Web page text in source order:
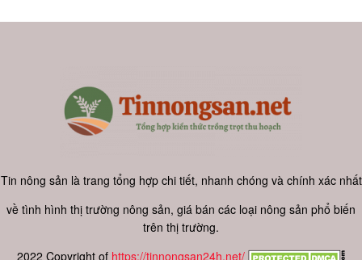
Tin nông sản là trang tổng hợp chi tiết, nhanh chóng và chính xác nhất
về tình hình thị trường nông sản, giá bán các loại nông sản phổ biến
trên thị trường.
2022 Copyright of https://tinnongsan24h.net/